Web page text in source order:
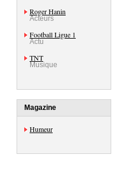
Roger Hanin
Acteurs
Football Ligue 1
Actu
TNT
Musique
Magazine
Humeur